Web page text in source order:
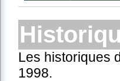
Les historiques
1998.